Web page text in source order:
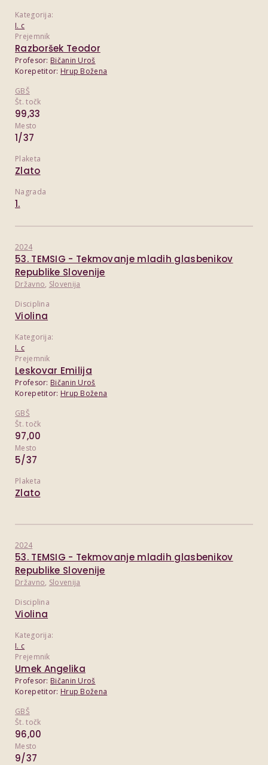
Kategorija:
I. c
Prejemnik
Razboršek Teodor
Profesor: Bičanin Uroš
Korepetitor: Hrup Božena
GBŠ
Št. točk
99,33
Mesto
1/37
Plaketa
Zlato
Nagrada
1.
2024
53. TEMSIG - Tekmovanje mladih glasbenikov
Republike Slovenije
Državno, Slovenija
Disciplina
Violina
Kategorija:
I. c
Prejemnik
Leskovar Emilija
Profesor: Bičanin Uroš
Korepetitor: Hrup Božena
GBŠ
Št. točk
97,00
Mesto
5/37
Plaketa
Zlato
2024
53. TEMSIG - Tekmovanje mladih glasbenikov
Republike Slovenije
Državno, Slovenija
Disciplina
Violina
Kategorija:
I. c
Prejemnik
Umek Angelika
Profesor: Bičanin Uroš
Korepetitor: Hrup Božena
GBŠ
Št. točk
96,00
Mesto
9/37